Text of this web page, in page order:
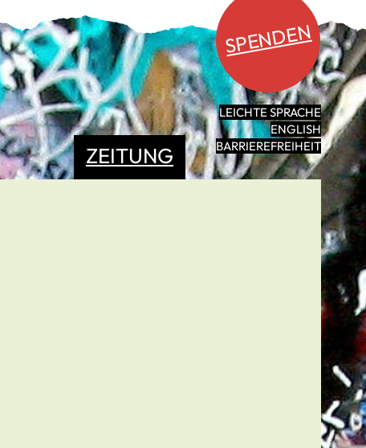
SPENDEN
LEICHTE SPRACHE
ENGLISH
BARRIEREFREIHEIT
ZEITUNG